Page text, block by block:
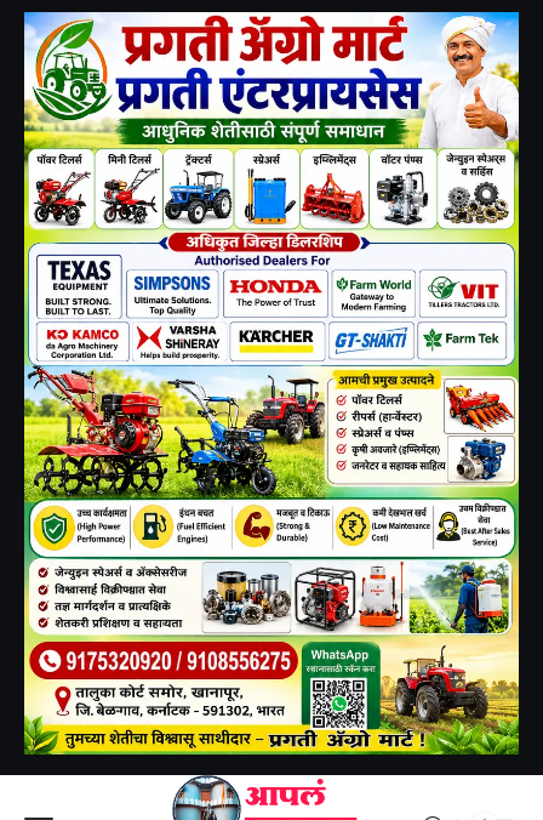
बेळगाव जिल्हा>बेळगाव जिल्ह्यातील 9 ग्रामीण मंडळसाठी (विधानसभा क्षेत्र) प्रभारी जाहीर! बेळगाव ग्रामीणसाठी सुरेश देसाई यांची निवड- ಬೆಳಗಾವಿ ಜಿಲ್ಲೆಯ 9 ಗ್ರಾಮೀಣ ಮಂಡಳಗಳಿಗೆ (ವಿಧಾನಸಭಾ ಕ್ಷೇತ್ರ) ಪ್ರಭಾರಿಗಳ ಘೋಷಣೆ! ಸುರೇಶ್ ದೇಸಾಯಿ ಬೆಳಗಾವಿ ಗ್ರಾಮೀಣ ಕ್ಷೇತ್ರಕ್ಕೆ ಪ್ರಭಾರಿಯಾಗಿ ನೇಮಕ.